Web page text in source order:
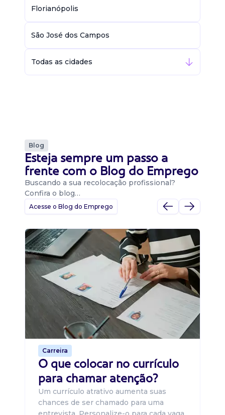
Florianópolis
São José dos Campos
Todas as cidades
Blog
Esteja sempre um passo a
frente com o Blog do Emprego
Buscando a sua recolocação profissional?
Confira o blog…
Acesse o Blog do Emprego
Carreira
O que colocar no currículo
para chamar atenção?
Um currículo atrativo aumenta suas
chances de ser chamado para uma